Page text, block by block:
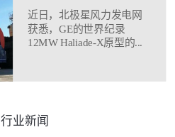
近日，北极星风力发电网
获悉，GE的世界纪录
12MW Haliade-X原型的...
行业新闻